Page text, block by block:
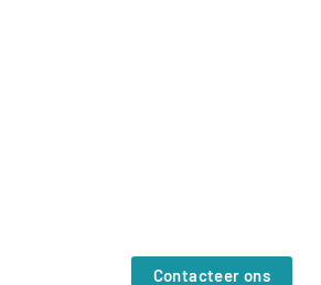
Contacteer ons